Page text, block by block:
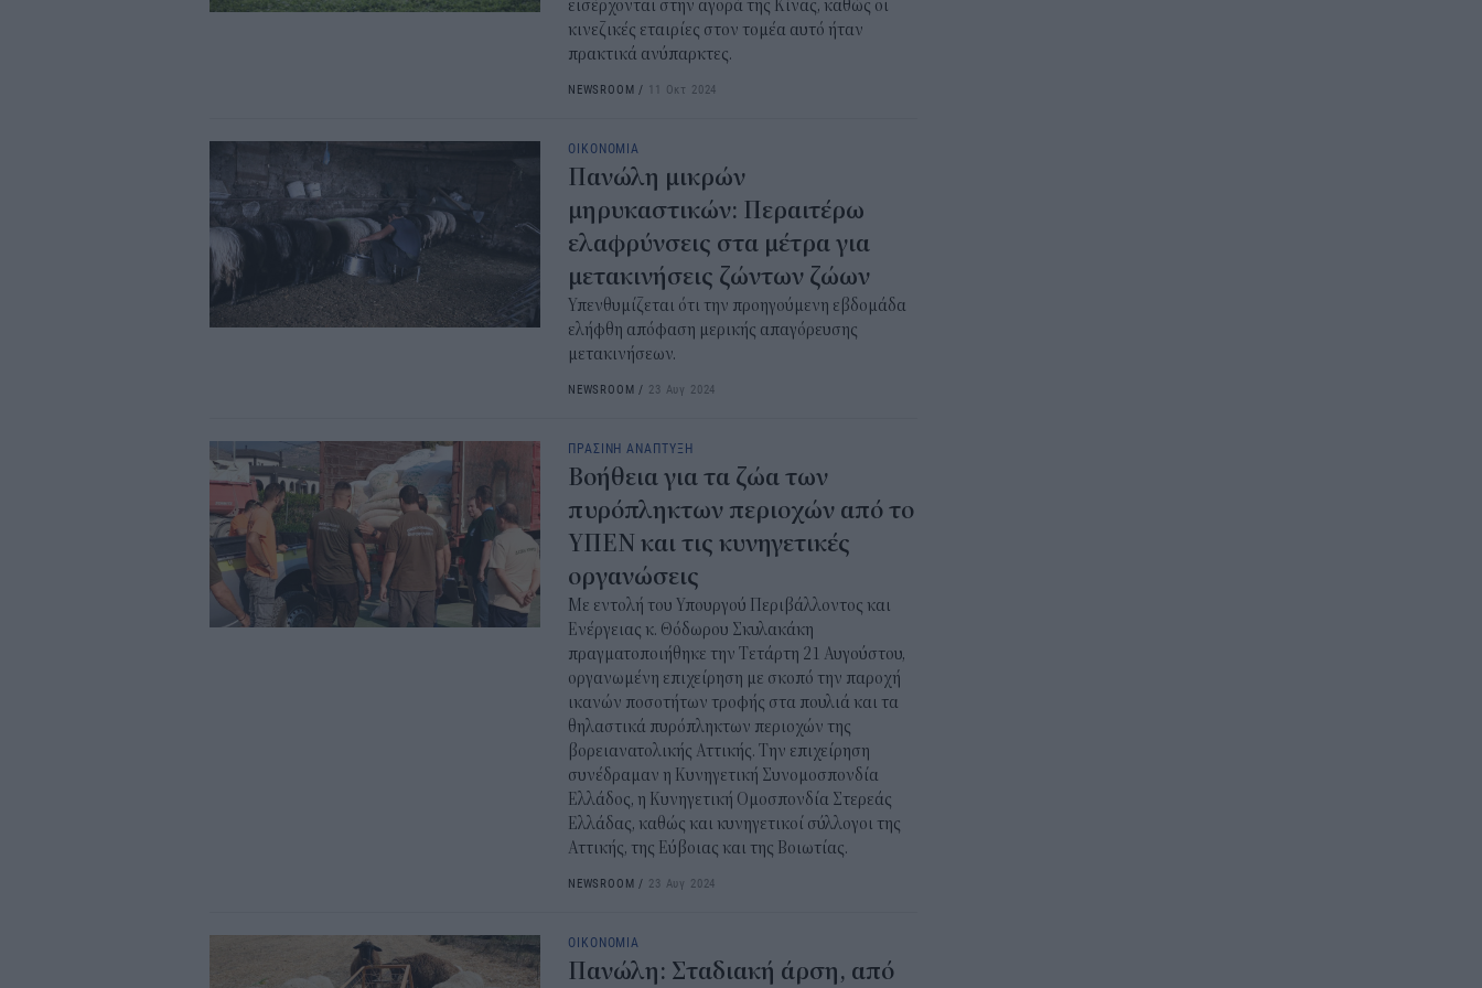
εισέρχονται στην αγορά της Κίνας, καθώς οι
κινεζικές εταιρίες στον τομέα αυτό ήταν
πρακτικά ανύπαρκτες.
NEWSROOM / 11 Οκτ 2024
ΟΙΚΟΝΟΜΙΑ
Πανώλη μικρών
μηρυκαστικών: Περαιτέρω
ελαφρύνσεις στα μέτρα για
μετακινήσεις ζώντων ζώων
Υπενθυμίζεται ότι την προηγούμενη εβδομάδα
ελήφθη απόφαση μερικής απαγόρευσης
μετακινήσεων.
NEWSROOM / 23 Αυγ 2024
ΠΡΑΣΙΝΗ ΑΝΑΠΤΥΞΗ
Βοήθεια για τα ζώα των
πυρόπληκτων περιοχών από το
ΥΠΕΝ και τις κυνηγετικές
οργανώσεις
Με εντολή του Υπουργού Περιβάλλοντος και
Ενέργειας κ. Θόδωρου Σκυλακάκη
πραγματοποιήθηκε την Τετάρτη 21 Αυγούστου,
οργανωμένη επιχείρηση με σκοπό την παροχή
ικανών ποσοτήτων τροφής στα πουλιά και τα
θηλαστικά πυρόπληκτων περιοχών της
βορειανατολικής Αττικής. Την επιχείρηση
συνέδραμαν η Κυνηγετική Συνομοσπονδία
Ελλάδος, η Κυνηγετική Ομοσπονδία Στερεάς
Ελλάδας, καθώς και κυνηγετικοί σύλλογοι της
Αττικής, της Εύβοιας και της Βοιωτίας.
NEWSROOM / 23 Αυγ 2024
ΟΙΚΟΝΟΜΙΑ
Πανώλη: Σταδιακή άρση, από